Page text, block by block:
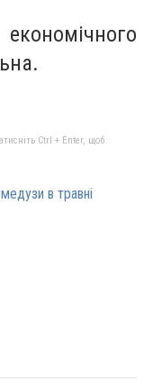
Ctrl + Enter, щоб
в травні